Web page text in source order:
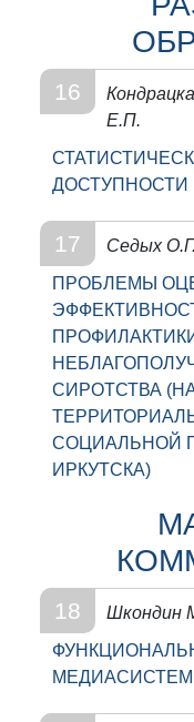
16
Е.П.
ДОСТУПНОСТИ
17
Седых О.Г.
ПРОБЛЕМЫ
СИРОТСТВА
СОЦИАЛЬНОЙ
ИРКУТСКА)
18
Шкондин